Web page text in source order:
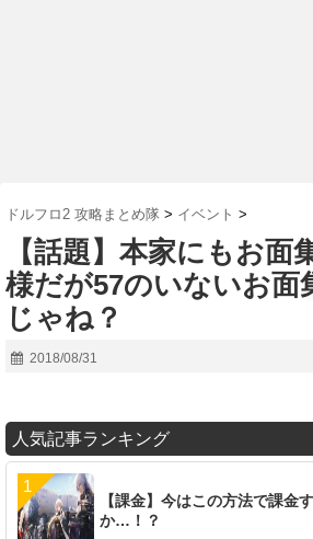
ドルフロ2 攻略まとめ隊 > イベント >
【話題】本家にもお面
様だが57のいないお面
じゃね？
2018/08/31
人気記事ランキング
【課金】今はこの方法で課金
か…！？